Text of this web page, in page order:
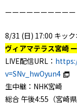
ーーーーーーーーーー
8/31 (日) 17:00 キック
ヴィアマテラス宮崎
LIVE配信URL：
v=SNv_hwOyun4
生中継：NHK宮崎
総合 午後4:55（宮崎県